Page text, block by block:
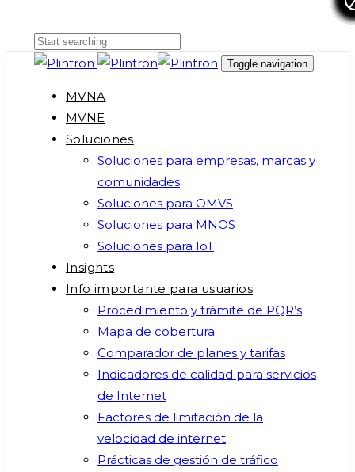
primary
content
Toggle navigation
MVNA
MVNE
Soluciones
Soluciones para empresas, marcas y
comunidades
Soluciones para OMVS
Soluciones para MNOS
Soluciones para IoT
Insights
Info importante para usuarios
Procedimiento y trámite de PQR’s
Mapa de cobertura
Comparador de planes y tarifas
Indicadores de calidad para servicios
de Internet
Factores de limitación de la
velocidad de internet
Prácticas de gestión de tráfico